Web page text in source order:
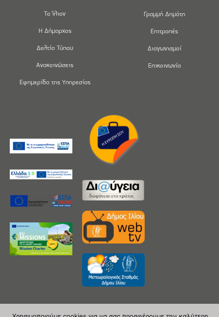
Το Ίλιον
Η Δήμαρχος
Δελτία Τύπου
Ανακοινώσεις
Εφημερίδα της Υπηρεσίας
Γραμμή Δημότη
Επιτροπές
Διαγωνισμοί
Επικοινωνία